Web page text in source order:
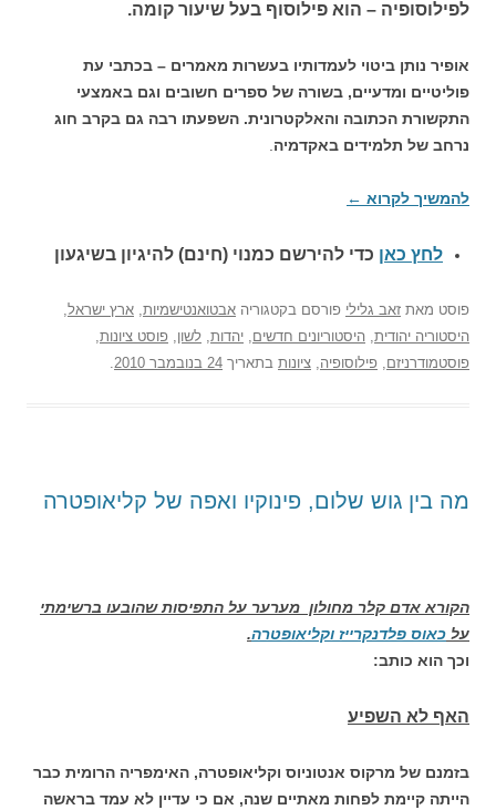
לפילוסופיה – הוא פילוסוף בעל שיעור קומה.
אופיר נותן ביטוי לעמדותיו בעשרות מאמרים – בכתבי עת
פוליטיים ומדעיים, בשורה של ספרים חשובים וגם באמצעי
התקשורת הכתובה והאלקטרונית. השפעתו רבה גם בקרב חוג
נרחב של תלמידים באקדמיה.
להמשיך לקרוא ←
לחץ כאן כדי להירשם כמנוי (חינם) להיגיון בשיגעון
פוסט מאת זאב גלילי פורסם בקטגוריה אבטואנטישמיות, ארץ ישראל,
היסטוריה יהודית, היסטוריונים חדשים, יהדות, לשון, פוסט ציונות,
פוסטמודרניזם, פילוסופיה, ציונות בתאריך 24 בנובמבר 2010 .
מה בין גוש שלום, פינוקיו ואפה של קליאופטרה
הקורא אדם קלר מחולון מערער על התפיסות שהובעו ברשימתי
על כאוס פלדנקרייז וקליאופטרה.
וכך הוא כותב:
האף לא השפיע
בזמנם של מרקוס אנטוניוס וקליאופטרה, האימפריה הרומית כבר
הייתה קיימת לפחות מאתיים שנה, אם כי עדיין לא עמד בראשה